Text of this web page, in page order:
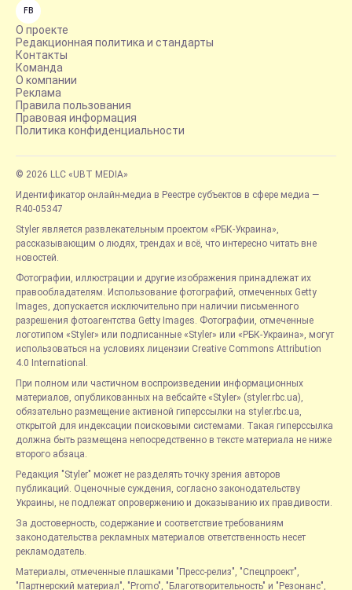
FB
О проекте
Редакционная политика и стандарты
Контакты
Команда
О компании
Реклама
Правила пользования
Правовая информация
Политика конфиденциальности
© 2026 LLC «UBT MEDIA»
Идентификатор онлайн-медиа в Реестре субъектов в сфере медиа —
R40-05347
Styler является развлекательным проектом «РБК-Украина»,
рассказывающим о людях, трендах и всё, что интересно читать вне
новостей.
Фотографии, иллюстрации и другие изображения принадлежат их
правообладателям. Использование фотографий, отмеченных Getty
Images, допускается исключительно при наличии письменного
разрешения фотоагентства Getty Images. Фотографии, отмеченные
логотипом «Styler» или подписанные «Styler» или «РБК-Украина», могут
использоваться на условиях лицензии Creative Commons Attribution
4.0 International.
При полном или частичном воспроизведении информационных
материалов, опубликованных на вебсайте «Styler» (styler.rbc.ua),
обязательно размещение активной гиперссылки на styler.rbc.ua,
открытой для индексации поисковыми системами. Такая гиперссылка
должна быть размещена непосредственно в тексте материала не ниже
второго абзаца.
Редакция "Styler" может не разделять точку зрения авторов
публикаций. Оценочные суждения, согласно законодательству
Украины, не подлежат опровержению и доказыванию их правдивости.
За достоверность, содержание и соответствие требованиям
законодательства рекламных материалов ответственность несет
рекламодатель.
Материалы, отмеченные плашками "Пресс-релиз", "Спецпроект",
"Партнерский материал", "Promo", "Благотворительность" и "Резонанс",